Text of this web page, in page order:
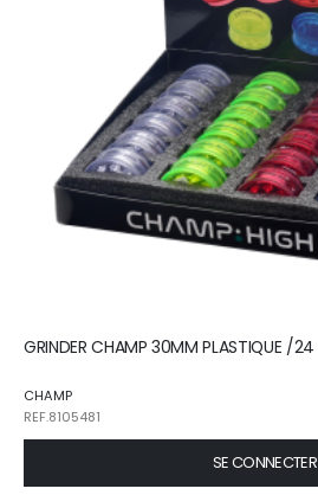
GRINDER CHAMP 30MM PLASTIQUE /24
CHAMP
REF.8105481
SE CONNECTER